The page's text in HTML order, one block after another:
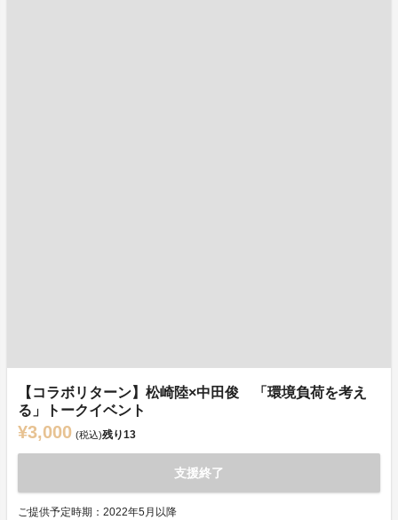
【コラボリターン】松崎陸×中田俊 「環境負荷を考え
る」トークイベント
¥3,000 (税込)残り13
支援終了
ご提供予定時期：2022年5月以降